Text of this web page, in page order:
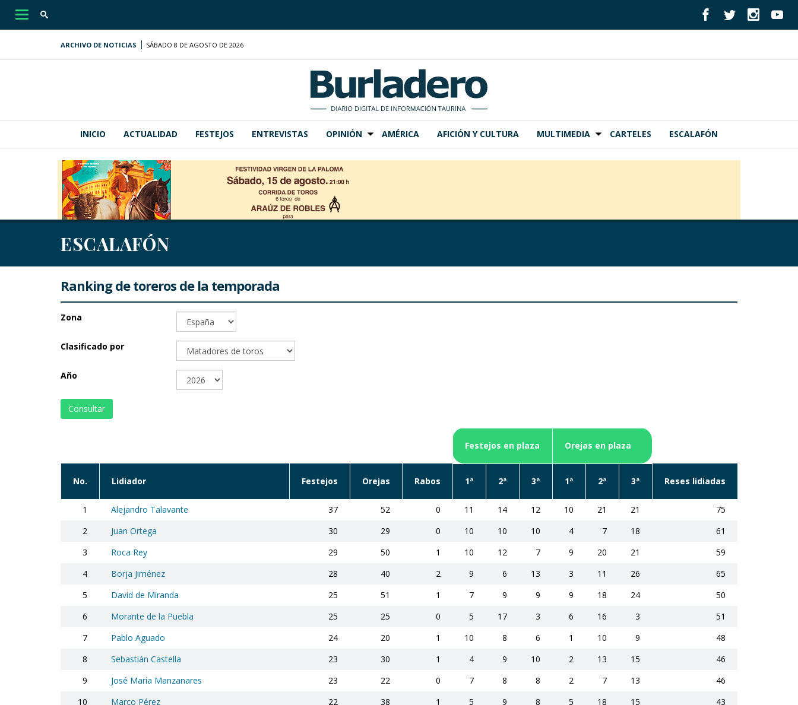
Desplegar
ARCHIVO DE NOTICIAS SÁBADO 8 DE AGOSTO DE 2026
INICIO ACTUALIDAD FESTEJOS ENTREVISTAS OPINIÓN AMÉRICA AFICIÓN Y CULTURA MULTIMEDIA CARTELES ESCALAFÓN
ESCALAFÓN
Ranking de toreros de la temporada
Zona
Clasificado por
Año
Consultar
Festejos en plaza Orejas en plaza
No. Lidiador Festejos Orejas Rabos 1ª 2ª 3ª 1ª 2ª 3ª Reses lidiadas
1 Alejandro Talavante 37 52 0 11 14 12 10 21 21
75
2
Juan Ortega 30 29 0 10 10 10 4 7 18
61
3
Roca Rey 29 50 1 10 12 7 9 20 21
59
4
Borja Jiménez 28 40 2 9 6 13 3 11 26
65
5
David de Miranda 25 51 1 7 9 9 9 18 24
50
6
Morante de la Puebla 25 25 0 5 17 3 6 16 3
51
7
Pablo Aguado 24 20 1 10 8 6 1 10 9
48
8
Sebastián Castella 23 30 1 4 9 10 2 13 15
46
9
José María Manzanares 23 22 0 7 8 8 2 7 13
46
10
Marco Pérez 22 38 1 5 9 8 5 18 15
43